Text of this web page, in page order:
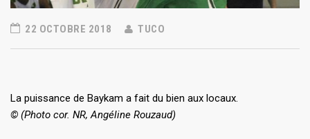
22 OCTOBRE 2018 TUCO
La puissance de Baykam a fait du bien aux locaux.
© (Photo cor. NR, Angéline Rouzaud)